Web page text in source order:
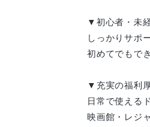
▼初心者・未
しっかりサポ
初めてでもで
▼充実の福利
日常で使える
映画館・レジ